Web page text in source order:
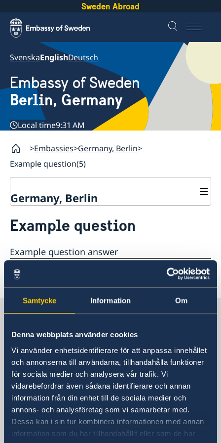
Samtycke Information Om
Denna webbplats använder cookies
Vi använder enhetsidentifierare för att anpassa innehållet
och annonserna till användarna, tillhandahålla funktioner
för sociala medier och analysera vår trafik. Vi
vidarebefordrar även sådana identifierare och annan
information från din enhet till de sociala medier och
annons- och analysföretag som vi samarbetar med.
Dessa kan i sin tur kombinera informationen med annan
information som du har tillhandahållit eller som de har
Sweden Abroad
SvenskaEnglishDeutsch
Embassy of Sweden
Berlin, Germany
Local time9:31 AM
Embassies Germany, Berlin
Example question(5)
Germany, Berlin
Changed service hours
and Moldova who wish to apply for residence and
work permits or visas
Contact & Opening Hours
Public Holidays 2026
Press contact
Migration section
Contact & Opening Hours for Migration Department
Book an appointment
About us
Example question
Example question answer
Last updated 30 Oct 2020, 11.48 AM
Sweden in Germany
Embassy
Visiting address
Rauchstraße 1
10787 Berlin
Postal address
Swedish Embassy
Rauchstraße 1